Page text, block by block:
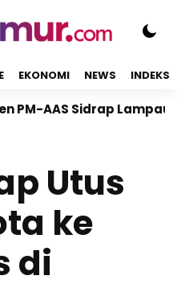
EKONOMI NEWS INDEKS
Sidrap Lampaui
Utus
ke
di